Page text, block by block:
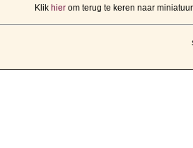
Klik hier om terug te keren naar